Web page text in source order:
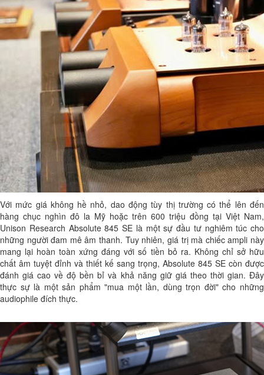
Với mức giá không hề nhỏ, dao động tùy thị trường có thể lên đến
hàng chục nghìn đô la Mỹ hoặc trên 600 triệu đồng tại Việt Nam,
Unison Research Absolute 845 SE là một sự đầu tư nghiêm túc cho
những người đam mê âm thanh. Tuy nhiên, giá trị mà chiếc ampli này
mang lại hoàn toàn xứng đáng với số tiền bỏ ra. Không chỉ sở hữu
chất âm tuyệt đỉnh và thiết kế sang trọng, Absolute 845 SE còn được
đánh giá cao về độ bền bỉ và khả năng giữ giá theo thời gian. Đây
thực sự là một sản phẩm "mua một lần, dùng trọn đời" cho những
audiophile đích thực.